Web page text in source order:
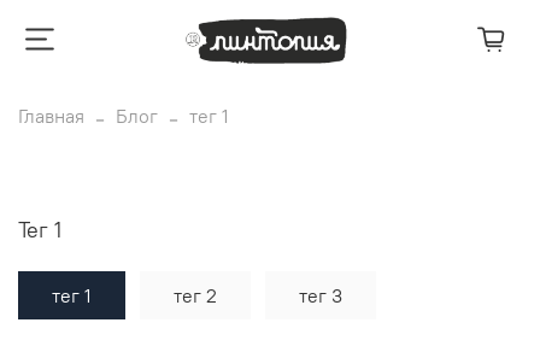
Главная Блог тег 1
тег 1
тег 1 тег 2 тег 3